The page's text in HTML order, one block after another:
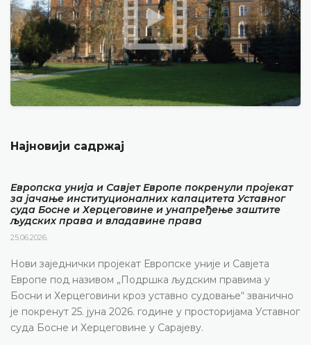
Најновији садржај
Европска унија и Савјет Европе покренули пројекат
за јачање институционалних капацитета Уставног
суда Босне и Херцеговине и унапређење заштите
људских права и владавине права
25.06.2026.
Нови заједнички пројекат Европске уније и Савјета
Европе под називом „Подршка људским правима у
Босни и Херцеговини кроз уставно судовање“ званично
је покренут 25. јуна 2026. године у просторијама Уставног
суда Босне и Херцеговине у Сарајеву.